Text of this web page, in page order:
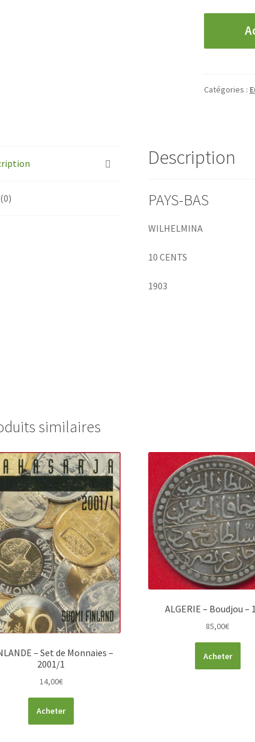
PAYS-
10
Catégories :
Description
PAYS-BAS
WILHELMINA
10 CENTS
1903
similaires
– Set de Monnaies –
2001/1
14,00€
Acheter
ALGERIE – Boudjou –
85,00€
Acheter